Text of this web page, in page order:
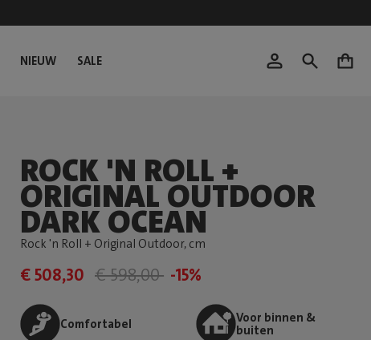
NIEUW SALE 0
ROCK 'N ROLL +
ORIGINAL OUTDOOR
DARK OCEAN
Rock 'n Roll + Original Outdoor, cm
€ 508,30 € 598,00 -15%
Comfortabel
Voor binnen &
buiten